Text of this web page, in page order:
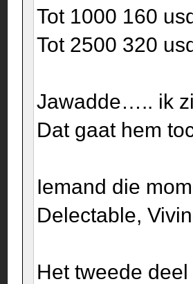
Tot 1000 160
Tot 2500 320
Jawadde….. ik
Dat gaat hem
Iemand die
Delectable,
Het tweede